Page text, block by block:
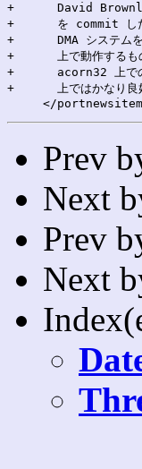
+      David
+      を commit したこ
+      DMA システムを
+      上で動作するもの
+      acorn32 上での
+      上ではかなり良好
Prev
Next
Prev
Next